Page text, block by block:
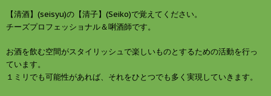
【清酒】(seisyu)の【清子】(Seiko)で覚えてください。
チーズプロフェッショナル＆唎酒師です。
お酒を飲む空間がスタイリッシュで楽しいものとするための活動を行っ
ています。
１ミリでも可能性があれば、それをひとつでも多く実現していきます。